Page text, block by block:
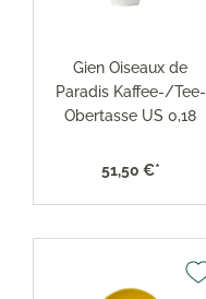
Gien Oiseaux de
Paradis Kaffee-/Tee-
Obertasse US 0,18
51,50 €*